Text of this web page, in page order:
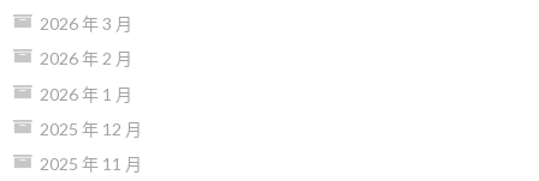
2026 年 3 月
2026 年 2 月
2026 年 1 月
2025 年 12 月
2025 年 11 月